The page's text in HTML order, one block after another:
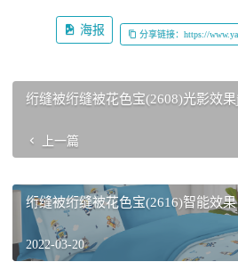
海报 分享链接：https://
绗缝被绗缝被花色宝(2608)光影效果
上一篇
绗缝被绗缝被花色宝(2616)智能效果
2022-03-20